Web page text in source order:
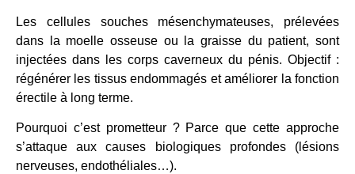
Les cellules souches mésenchymateuses, prélevées
dans la moelle osseuse ou la graisse du patient, sont
injectées dans les corps caverneux du pénis. Objectif :
régénérer les tissus endommagés et améliorer la fonction
érectile à long terme.
Pourquoi c’est prometteur ? Parce que cette approche
s’attaque aux causes biologiques profondes (lésions
nerveuses, endothéliales…).